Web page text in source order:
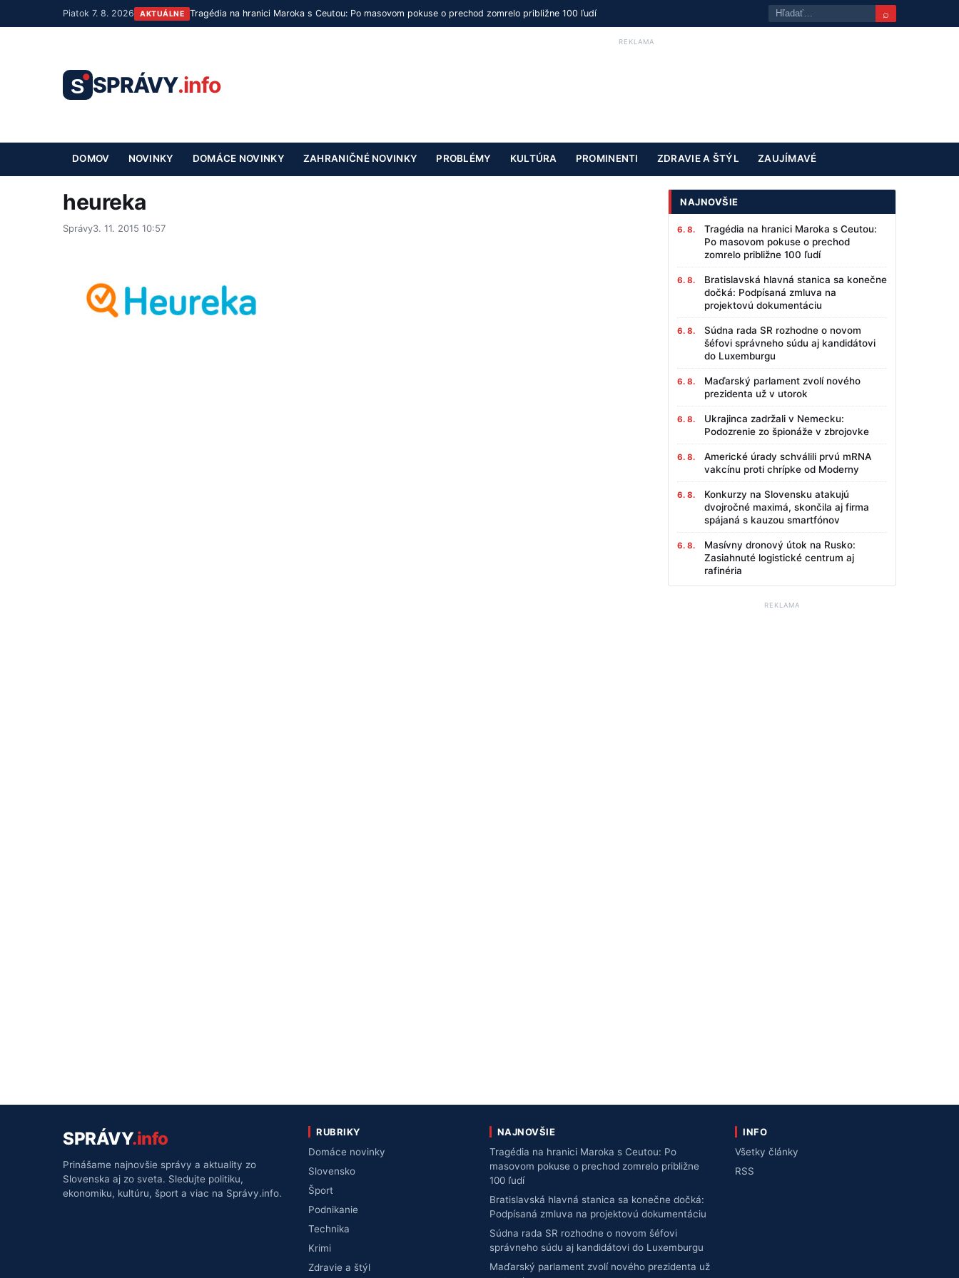
Piatok 7. 8. 2026 AKTUÁLNE Tragédia na hranici Maroka s Ceutou: Po masovom pokuse o prechod zomrelo približne 100 ľudí ⌕
S SPRÁVY.info
REKLAMA
DOMOV NOVINKY DOMÁCE NOVINKY ZAHRANIČNÉ NOVINKY PROBLÉMY KULTÚRA PROMINENTI ZDRAVIE A ŠTÝL ZAUJÍMAVÉ
heureka
Správy3. 11. 2015 10:57
NAJNOVŠIE
6. 8.
Tragédia na hranici Maroka s Ceutou:
Po masovom pokuse o prechod
zomrelo približne 100 ľudí
6. 8.
Bratislavská hlavná stanica sa konečne
dočká: Podpísaná zmluva na
projektovú dokumentáciu
6. 8.
Súdna rada SR rozhodne o novom
šéfovi správneho súdu aj kandidátovi
do Luxemburgu
6. 8.
Maďarský parlament zvolí nového
prezidenta už v utorok
6. 8.
Ukrajinca zadržali v Nemecku:
Podozrenie zo špionáže v zbrojovke
6. 8.
Americké úrady schválili prvú mRNA
vakcínu proti chrípke od Moderny
6. 8.
Konkurzy na Slovensku atakujú
dvojročné maximá, skončila aj firma
spájaná s kauzou smartfónov
6. 8.
Masívny dronový útok na Rusko:
Zasiahnuté logistické centrum aj
rafinéria
REKLAMA
SPRÁVY.info
Prinášame najnovšie správy a aktuality zo
Slovenska aj zo sveta. Sledujte politiku,
ekonomiku, kultúru, šport a viac na Správy.info.
RUBRIKY
Domáce novinky
Slovensko
Šport
Podnikanie
Technika
Krimi
Zdravie a štýl
NAJNOVŠIE
Tragédia na hranici Maroka s Ceutou: Po
masovom pokuse o prechod zomrelo približne
100 ľudí
Bratislavská hlavná stanica sa konečne dočká:
Podpísaná zmluva na projektovú dokumentáciu
Súdna rada SR rozhodne o novom šéfovi
správneho súdu aj kandidátovi do Luxemburgu
Maďarský parlament zvolí nového prezidenta už
INFO
Všetky články
RSS